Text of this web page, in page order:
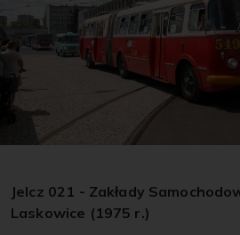
Jelcz 021 - Zakłady
Laskowice (1975 r.)